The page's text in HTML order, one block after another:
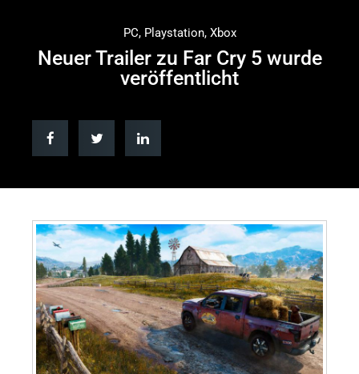
PC, Playstation, Xbox
Neuer Trailer zu Far Cry 5 wurde
veröffentlicht